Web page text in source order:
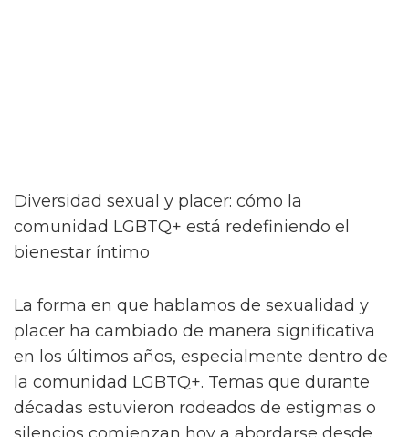
Diversidad sexual y placer: cómo la
comunidad LGBTQ+ está redefiniendo el
bienestar íntimo
La forma en que hablamos de sexualidad y
placer ha cambiado de manera significativa
en los últimos años, especialmente dentro de
la comunidad LGBTQ+. Temas que durante
décadas estuvieron rodeados de estigmas o
silencios comienzan hoy a abordarse desde